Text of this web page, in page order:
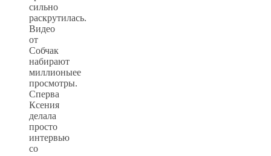
сильно
раскрутилась.
Видео
от
Собчак
набирают
миллионыее
просмотры.
Сперва
Ксения
делала
просто
интервью
со